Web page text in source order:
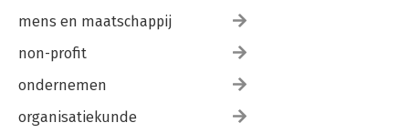
mens en maatschappij
non-profit
ondernemen
organisatiekunde